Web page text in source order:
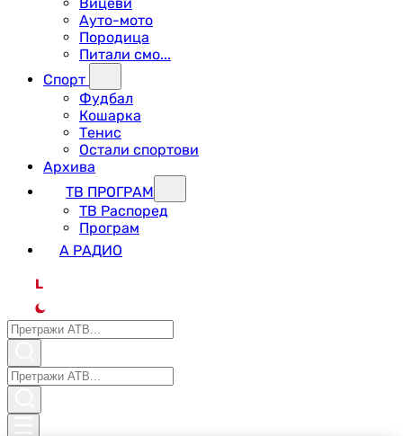
Ауто-мото
Породица
Питали смо...
Спорт
Фудбал
Кошарка
Тенис
Остали спортови
Архива
ТВ ПРОГРАМ
ТВ Распоред
Програм
А РАДИО
L